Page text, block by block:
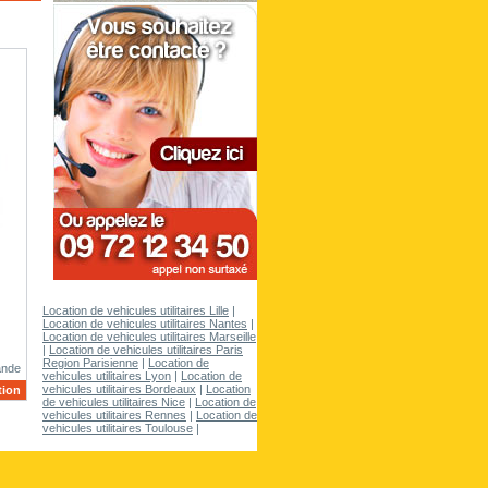
Location de vehicules utilitaires Lille |
Location de vehicules utilitaires Nantes |
Location de vehicules utilitaires Marseille
| Location de vehicules utilitaires Paris
Region Parisienne | Location de
vehicules utilitaires Lyon | Location de
vehicules utilitaires Bordeaux | Location
de vehicules utilitaires Nice | Location de
vehicules utilitaires Rennes | Location de
vehicules utilitaires Toulouse |